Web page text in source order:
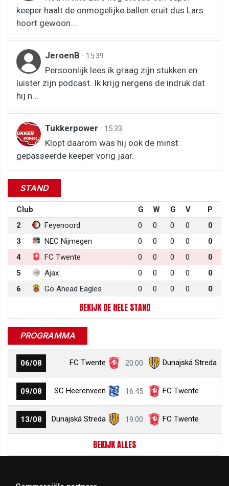
keeper haalt de onmogelijke ballen eruit dus Lars
hoort gewoon...
JeroenB · 15:39
Persoonlijk lees ik graag zijn stukken en
luister zijn podcast. Ik krijg nergens de indruk dat
hij n...
Tukkerpower · 15:33
Klopt daarom was hij ook de minst
gepasseerde keeper vorig jaar.
STAND
Club G W G V
P
2
Feyenoord 0 0 0 0
0
3
NEC Nijmegen 0 0 0 0
0
4
FC Twente 0 0 0 0
0
5
Ajax 0 0 0 0
0
6
Go Ahead Eagles 0 0 0 0 0
BEKIJK DE HELE STAND
PROGRAMMA
06/08 FC Twente 20:00 Dunajská Streda
09/08 SC Heerenveen 16:45 FC Twente
13/08 Dunajská Streda 19:00 FC Twente
BEKIJK ALLES